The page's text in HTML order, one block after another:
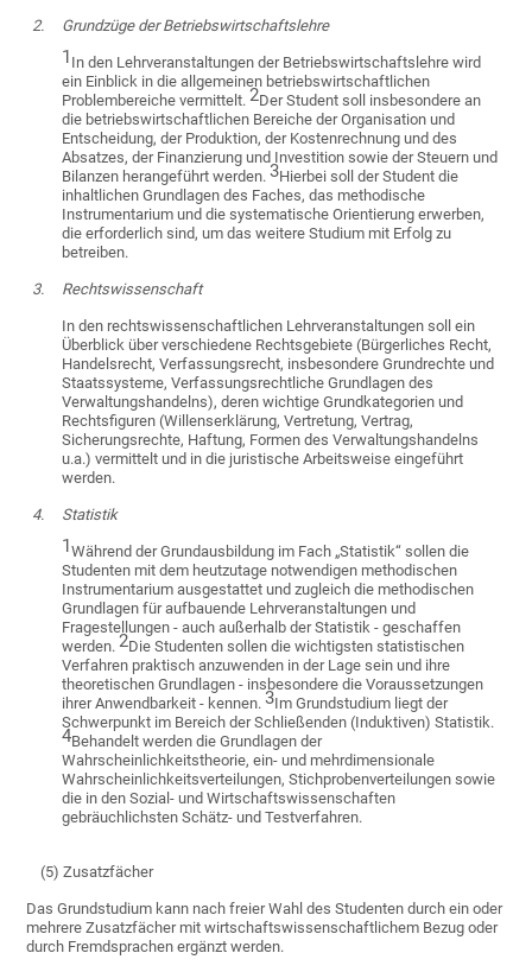
2. Grundzüge der Betriebswirtschaftslehre
1 In den Lehrveranstaltungen der Betriebswirtschaftslehre wird
ein Einblick in die allgemeinen betriebswirtschaftlichen
Problembereiche vermittelt. 2Der Student soll insbesondere an
die betriebswirtschaftlichen Bereiche der Organisation und
Entscheidung, der Produktion, der Kostenrechnung und des
Absatzes, der Finanzierung und Investition sowie der Steuern und
Bilanzen herangeführt werden.3Hierbei soll der Student die
inhaltlichen Grundlagen des Faches, das methodische
Instrumentarium und die systematische Orientierung erwerben,
die erforderlich sind, um das weitere Studium mit Erfolg zu
betreiben.
3. Rechtswissenschaft
In den rechtswissenschaftlichen Lehrveranstaltungen soll ein
Überblick über verschiedene Rechtsgebiete (Bürgerliches Recht,
Handelsrecht, Verfassungsrecht, insbesondere Grundrechte und
Staatssysteme, Verfassungsrechtliche Grundlagen des
Verwaltungshandelns), deren wichtige Grundkategorien und
Rechtsfiguren (Willenserklärung, Vertretung, Vertrag,
Sicherungsrechte, Haftung, Formen des Verwaltungshandelns
u.a.) vermittelt und in die juristische Arbeitsweise eingeführt
werden.
4. Statistik
1Während der Grundausbildung im Fach „Statistik“ sollen die
Studenten mit dem heutzutage notwendigen methodischen
Instrumentarium ausgestattet und zugleich die methodischen
Grundlagen für aufbauende Lehrveranstaltungen und
Fragestellungen - auch außerhalb der Statistik - geschaffen
werden. 2Die Studenten sollen die wichtigsten statistischen
Verfahren praktisch anzuwenden in der Lage sein und ihre
theoretischen Grundlagen - insbesondere die Voraussetzungen
ihrer Anwendbarkeit - kennen.3Im Grundstudium liegt der
Schwerpunkt im Bereich der Schließenden (Induktiven) Statistik.
4Behandelt werden die Grundlagen der
Wahrscheinlichkeitstheorie, ein- und mehrdimensionale
Wahrscheinlichkeitsverteilungen, Stichprobenverteilungen sowie
die in den Sozial- und Wirtschaftswissenschaften
gebräuchlichsten Schätz- und Testverfahren.
(5) Zusatzfächer
Das Grundstudium kann nach freier Wahl des Studenten durch ein oder
mehrere Zusatzfächer mit wirtschaftswissenschaftlichem Bezug oder
durch Fremdsprachen ergänzt werden.